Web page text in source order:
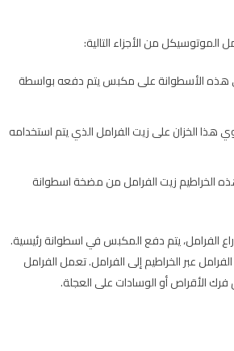
من الأجزاء التالية:
هذه الأسطوانة على مكبس يتم دفعه بواسطة
هذا الخزان على زيت الفرامل الذي يتم استخدامه
الخراطيم زيت الفرامل من مضخة اسطوانة
الفرامل، يتم دفع المكبس في اسطوانة رئيسية.
عبر الخراطيم إلى الفرامل. تعمل الفرامل
الأقراص أو الوسادات على العجلة.